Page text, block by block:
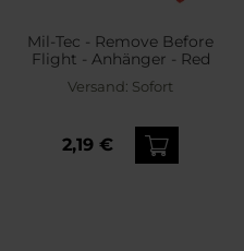
Mil-Tec - Remove Before
Flight - Anhänger - Red
Versand: Sofort
2,19 €